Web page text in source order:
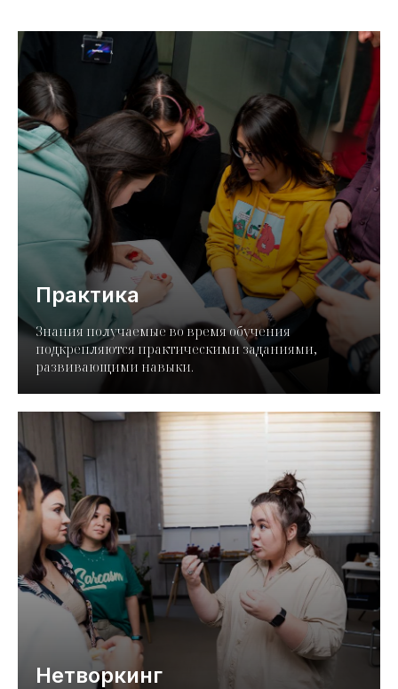
Практика
Знания получаемые во время обучения
подкрепляются практическими заданиями,
развивающими навыки.
Нетворкинг